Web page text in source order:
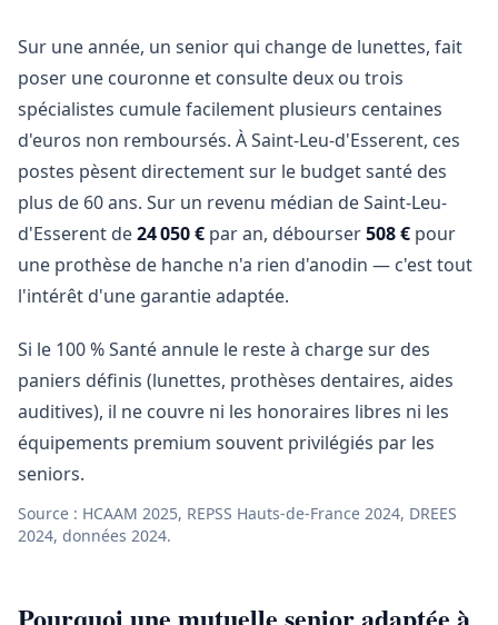
Sur une année, un senior qui change de lunettes, fait
poser une couronne et consulte deux ou trois
spécialistes cumule facilement plusieurs centaines
d'euros non remboursés. À Saint-Leu-d'Esserent, ces
postes pèsent directement sur le budget santé des
plus de 60 ans. Sur un revenu médian de Saint-Leu-
d'Esserent de24 050 € par an, débourser508 € pour
une prothèse de hanche n'a rien d'anodin — c'est tout
l'intérêt d'une garantie adaptée.
Si le 100 % Santé annule le reste à charge sur des
paniers définis (lunettes, prothèses dentaires, aides
auditives), il ne couvre ni les honoraires libres ni les
équipements premium souvent privilégiés par les
seniors.
Source : HCAAM 2025, REPSS Hauts-de-France 2024, DREES
2024, données 2024.